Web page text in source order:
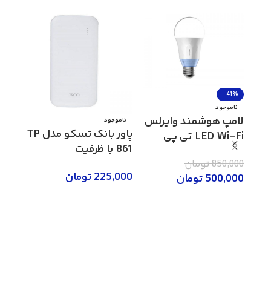
-41%
ناموجود
لامپ هوشمند وایرلس
LED Wi-Fi تی پی
لینک مدل LB120
850,000تومان
500,000تومان
ناموجود
پاور بانک تسکو مدل TP
861 با ظرفیت
225,000تومان